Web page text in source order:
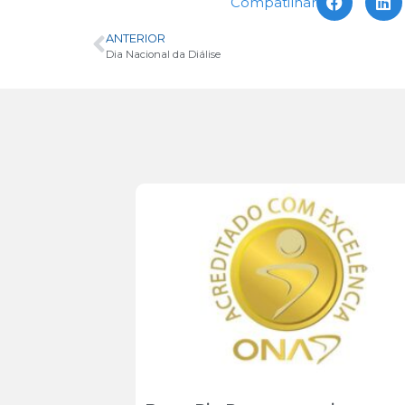
ANTERIOR
Dia Nacional da Diálise